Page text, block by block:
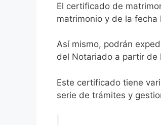
El certificado de
matrimonio y de la fecha
Así mismo, podrán
del Notariado a partir de
Este certificado tiene
serie de trámites y